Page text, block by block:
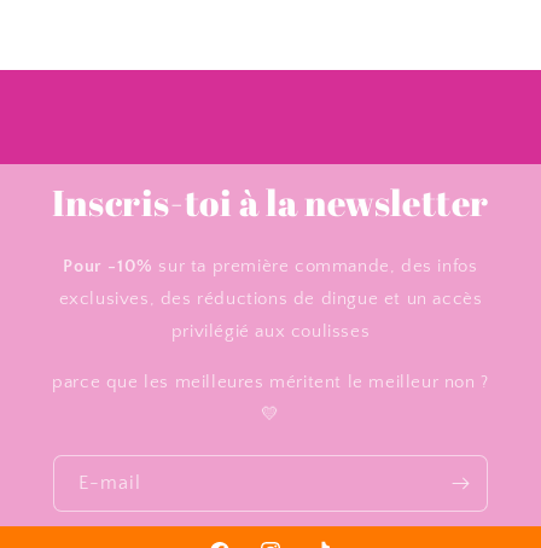
Inscris-toi à la newsletter
Pour -10% sur ta première commande, des infos
exclusives, des réductions de dingue et un accès
privilégié aux coulisses
parce que les meilleures méritent le meilleur non ?
💛
E-mail